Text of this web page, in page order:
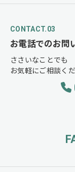
CONTACT.03
お電話でのお問
ささいなことでも
お気軽にご相談くだ